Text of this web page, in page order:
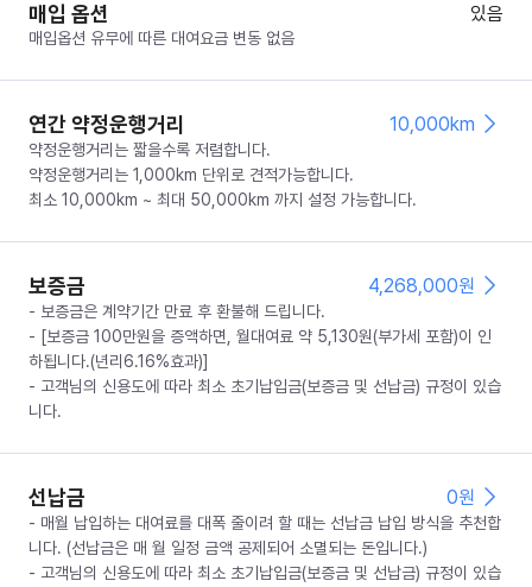
매입 옵션 있음
매입옵션 유무에 따른 대여요금 변동 없음
연간 약정운행거리 10,000km
약정운행거리는 짧을수록 저렴합니다.
약정운행거리는 1,000km 단위로 견적가능합니다.
최소 10,000km ~ 최대 50,000km 까지 설정 가능합니다.
보증금 4,268,000원
- 보증금은 계약기간 만료 후 환불해 드립니다.
- [보증금 100만원을 증액하면, 월대여료 약 5,130원(부가세 포함)이 인
하됩니다.(년리6.16%효과)]
- 고객님의 신용도에 따라 최소 초기납입금(보증금 및 선납금) 규정이 있습
니다.
선납금 0원
- 매월 납입하는 대여료를 대폭 줄이려 할 때는 선납금 납입 방식을 추천합
니다. (선납금은 매 월 일정 금액 공제되어 소멸되는 돈입니다.)
- 고객님의 신용도에 따라 최소 초기납입금(보증금 및 선납금) 규정이 있습